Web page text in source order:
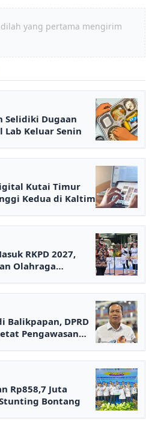
yang pertama mengirim
Selidiki Dugaan
Lab Keluar Senin
Kutai Timur
Kedua di Kaltim
RKPD 2027,
Olahraga
Balikpapan, DPRD
Pengawasan
Rp858,7 Juta
Bontang